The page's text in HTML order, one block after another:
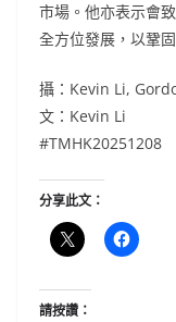
市場。他亦表示會
全方位發展，以鞏
攝：Kevin Li,
文：Kevin Li
#TMHK20251208
分享此文：
請按讚：